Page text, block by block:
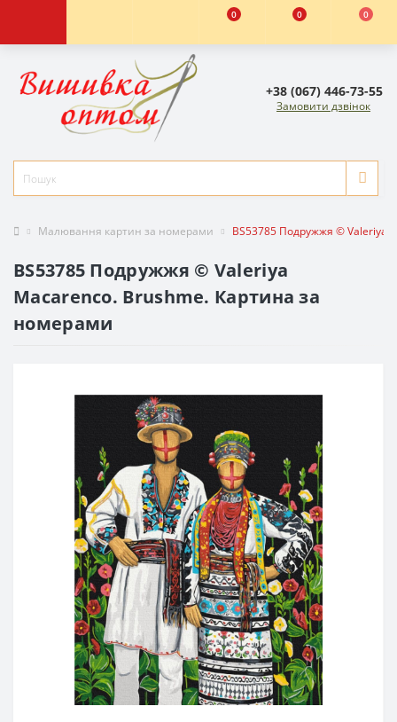
0 0 0
+38 (067) 446-73-55
Замовити дзвінок
Малювання картин за номерами BS53785 Подружжя © Valeriya
BS53785 Подружжя © Valeriya
Macarenco. Brushme. Картина за
номерами